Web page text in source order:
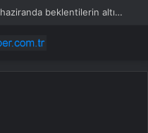
ABD’nin enflasyon göstergesi haziranda beklentilerin altında arttı